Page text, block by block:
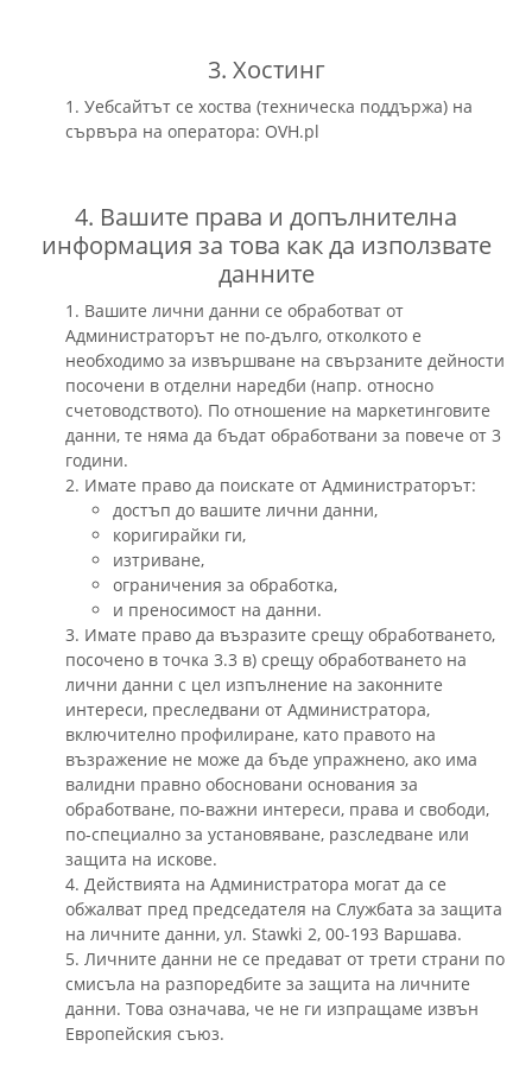
3. Хостинг
1. Уебсайтът се хоства (техническa поддържа) на
сървъра на оператора: OVH.pl
4. Вашите права и допълнителна
информация за това как да използвате
данните
1. Вашите лични данни се обработват от
Администраторът не по-дълго, отколкото е
необходимо за извършване на свързаните дейности
посочени в отделни наредби (напр. относно
счетоводството). По отношение на маркетинговите
данни, те няма да бъдат обработвани за повече от 3
години.
2. Имате право да поискате от Администраторът:
достъп до вашите лични данни,
коригирайки ги,
изтриване,
ограничения за обработка,
и преносимост на данни.
3. Имате право да възразите срещу обработването,
посочено в точка 3.3 в) срещу обработването на
лични данни с цел изпълнение на законните
интереси, преследвани от Администратора,
включително профилиране, като правото на
възражение не може да бъде упражнено, ако има
валидни правно обосновани основания за
обработване, по-важни интереси, права и свободи,
по-специално за установяване, разследване или
защита на искове.
4. Действията на Администратора могат да се
обжалват пред председателя на Службата за защита
на личните данни, ул. Stawki 2, 00-193 Варшава.
5. Личните данни не се предават от трети страни по
смисъла на разпоредбите за защита на личните
данни. Това означава, че не ги изпращаме извън
Европейския съюз.